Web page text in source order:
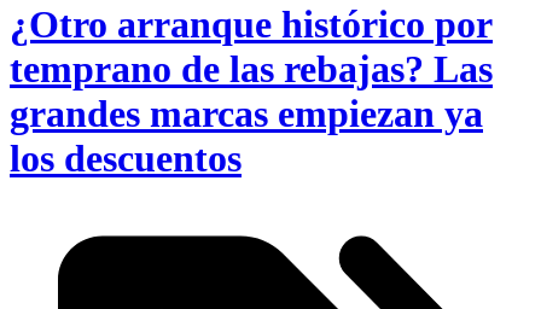
¿Otro arranque histórico por
temprano de las rebajas? Las
grandes marcas empiezan ya
los descuentos